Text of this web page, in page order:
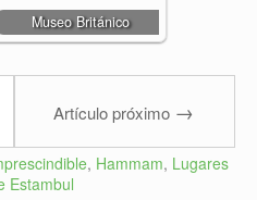
Museo Británico
Artículo próximo →
, Hammam, Lugares
Estambul